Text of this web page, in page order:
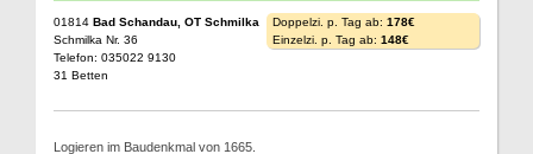
01814 Bad Schandau, OT Schmilka
Schmilka Nr. 36
Telefon: 035022 9130
31 Betten
Doppelzi. p. Tag ab: 178€
Einzelzi. p. Tag ab: 148€
Logieren im Baudenkmal von 1665.